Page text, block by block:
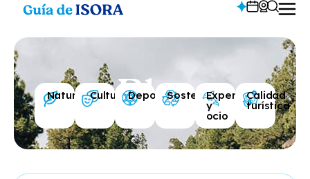
Blog
NaturalezaCulturaDeportesSostenibilidadExperiencias
y
ocio
Calidad
turística